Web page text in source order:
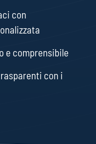
con
e comprensibile
con i